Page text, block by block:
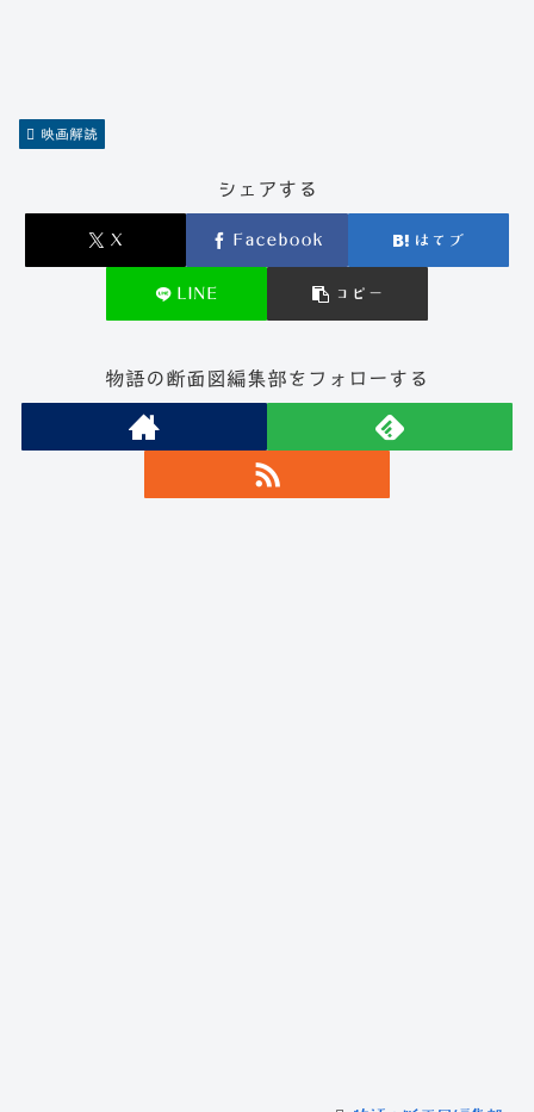
映画解読
シェアする
X Facebook はてブ
LINE コピー
物語の断面図編集部をフォローする